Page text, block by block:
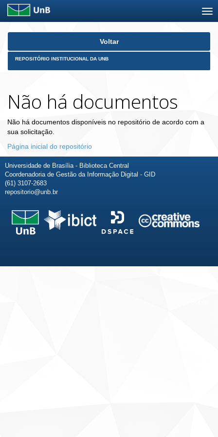
Skip
Voltar
REPOSITÓRIO INSTITUCIONAL DA UNB
Não há documentos
Não há documentos disponíveis no repositório de acordo com a
sua solicitação.
Página inicial do repositório
Universidade de Brasília - Biblioteca Central
Coordenadoria de Gestão da Informação Digital - GID
(61) 3107-2683
repositorio@unb.br